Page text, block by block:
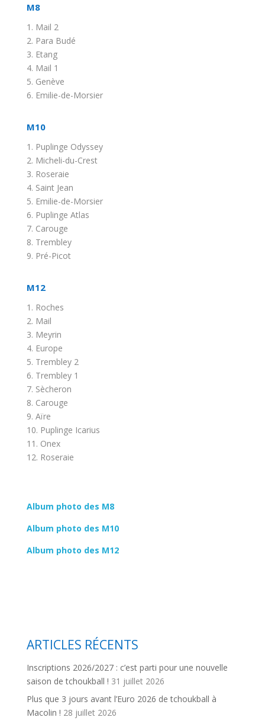
M8
1. Mail 2
2. Para Budé
3. Etang
4. Mail 1
5. Genève
6. Emilie-de-Morsier
M10
1. Puplinge Odyssey
2. Micheli-du-Crest
3. Roseraie
4. Saint Jean
5. Emilie-de-Morsier
6. Puplinge Atlas
7. Carouge
8. Trembley
9. Pré-Picot
M12
1. Roches
2. Mail
3. Meyrin
4. Europe
5. Trembley 2
6. Trembley 1
7. Sècheron
8. Carouge
9. Aïre
10. Puplinge Icarius
11. Onex
12. Roseraie
Album photo des M8
Album photo des M10
Album photo des M12
ARTICLES RÉCENTS
Inscriptions 2026/2027 : c’est parti pour une nouvelle
saison de tchoukball ! 31 juillet 2026
Plus que 3 jours avant l’Euro 2026 de tchoukball à
Macolin ! 28 juillet 2026